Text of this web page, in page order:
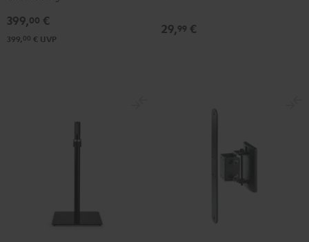
399,00 €
399, 00 € UVP
29,99 €